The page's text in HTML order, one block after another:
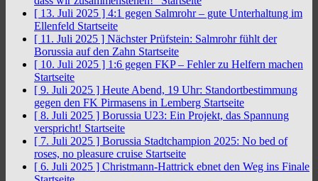
[ 13. Juli 2025 ] 4:1 gegen Salmrohr – gute Unterhaltung im
Ellenfeld Startseite
[ 11. Juli 2025 ] Nächster Prüfstein: Salmrohr fühlt der
Borussia auf den Zahn Startseite
[ 10. Juli 2025 ] 1:6 gegen FKP – Fehler zu Helfern machen
Startseite
[ 9. Juli 2025 ] Heute Abend, 19 Uhr: Standortbestimmung
gegen den FK Pirmasens in Lemberg Startseite
[ 8. Juli 2025 ] Borussia U23: Ein Projekt, das Spannung
verspricht! Startseite
[ 7. Juli 2025 ] Borussia Stadtchampion 2025: No bed of
roses, no pleasure cruise Startseite
[ 6. Juli 2025 ] Christmann-Hattrick ebnet den Weg ins Finale